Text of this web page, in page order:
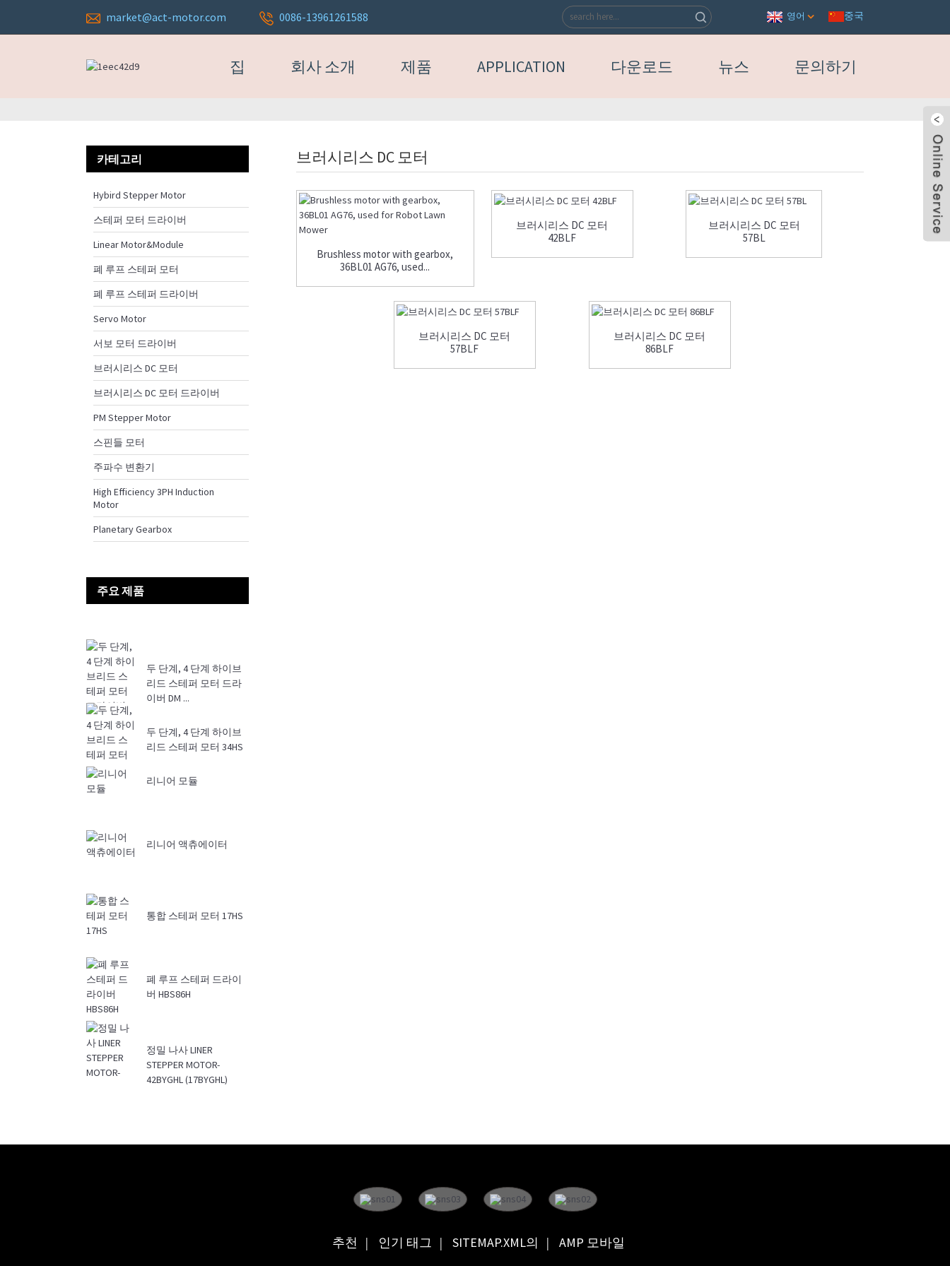
market@act-motor.com 0086-13961261588 영어 중국
집 회사 소개 제품 APPLICATION 다운로드 뉴스 문의하기
카테고리
Hybird Stepper Motor
스테퍼 모터 드라이버
Linear Motor&Module
폐 루프 스테퍼 모터
폐 루프 스테퍼 드라이버
Servo Motor
서보 모터 드라이버
브러시리스 DC 모터
브러시리스 DC 모터 드라이버
PM Stepper Motor
스핀들 모터
주파수 변환기
High Efficiency 3PH Induction
Motor
Planetary Gearbox
주요 제품
두 단계, 4 단계 하이브
리드 스테퍼 모터 드라
이버 DM ...
두 단계, 4 단계 하이브
리드 스테퍼 모터 34HS
리니어 모듈
리니어 액츄에이터
통합 스테퍼 모터 17HS
폐 루프 스테퍼 드라이
버 HBS86H
정밀 나사 LINER
STEPPER MOTOR-
42BYGHL (17BYGHL)
브러시리스 DC 모터
Brushless motor with gearbox,
36BL01 AG76, used...
브러시리스 DC 모터
42BLF
브러시리스 DC 모터
57BL
브러시리스 DC 모터
57BLF
브러시리스 DC 모터
86BLF
추천 인기 태그 SITEMAP.XML의 AMP 모바일